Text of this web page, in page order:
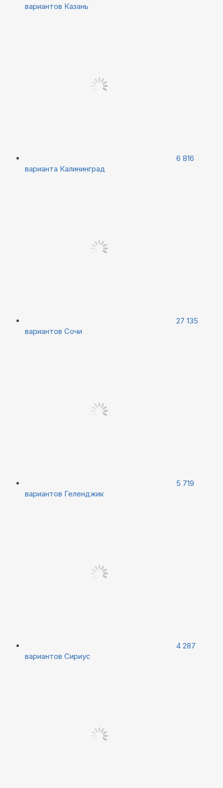
вариантов Казань
6 816
варианта Калининград
27 135
вариантов Сочи
5 719
вариантов Геленджик
4 287
вариантов Сириус